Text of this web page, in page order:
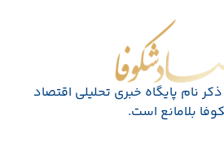
شکوفا
نام پايگاه خبری تحليلی اقتصاد
بلامانع است.